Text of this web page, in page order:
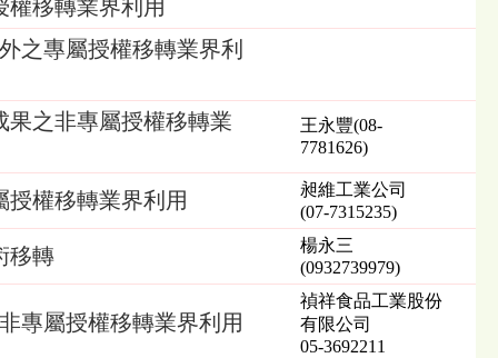
移轉業界利用
之專屬授權移轉業界利
之非專屬授權移轉業
王永豐(08-
7781626)
權移轉業界利用
昶維工業公司
(07-7315235)
移轉
楊永三
(0932739979)
專屬授權移轉業界利用
禎祥食品工業股份
有限公司
05-3692211